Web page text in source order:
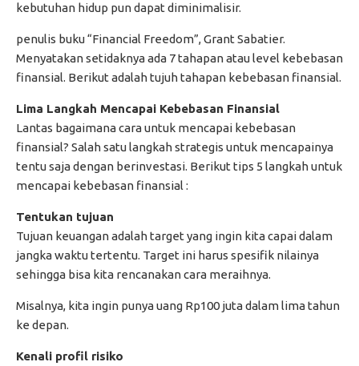
kebutuhan hidup pun dapat diminimalisir.
penulis buku “Financial Freedom”, Grant Sabatier.
Menyatakan setidaknya ada 7 tahapan atau level kebebasan
finansial. Berikut adalah tujuh tahapan kebebasan finansial.
Lima Langkah Mencapai Kebebasan Finansial
Lantas bagaimana cara untuk mencapai kebebasan
finansial? Salah satu langkah strategis untuk mencapainya
tentu saja dengan berinvestasi. Berikut tips 5 langkah untuk
mencapai kebebasan finansial :
Tentukan tujuan
Tujuan keuangan adalah target yang ingin kita capai dalam
jangka waktu tertentu. Target ini harus spesifik nilainya
sehingga bisa kita rencanakan cara meraihnya.
Misalnya, kita ingin punya uang Rp100 juta dalam lima tahun
ke depan.
Kenali profil risiko